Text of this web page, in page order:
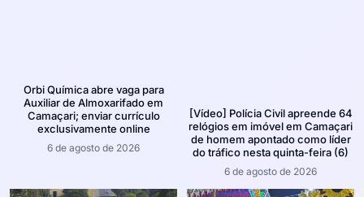
Orbi Química abre vaga para
Auxiliar de Almoxarifado em
Camaçari; enviar currículo
exclusivamente online
6 de agosto de 2026
[Vídeo] Polícia Civil apreende 64
relógios em imóvel em Camaçari
de homem apontado como líder
do tráfico nesta quinta-feira (6)
6 de agosto de 2026